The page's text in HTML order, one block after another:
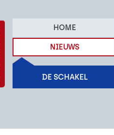
HOME
NIEUWS
DE SCHAKEL